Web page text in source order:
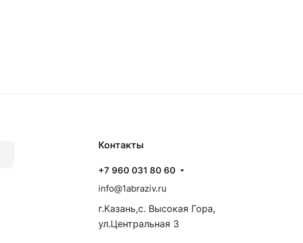
Контакты
+7 960 031 80 60
info@1abraziv.ru
г.Казань,с. Высокая Гора,
ул.Центральная 3